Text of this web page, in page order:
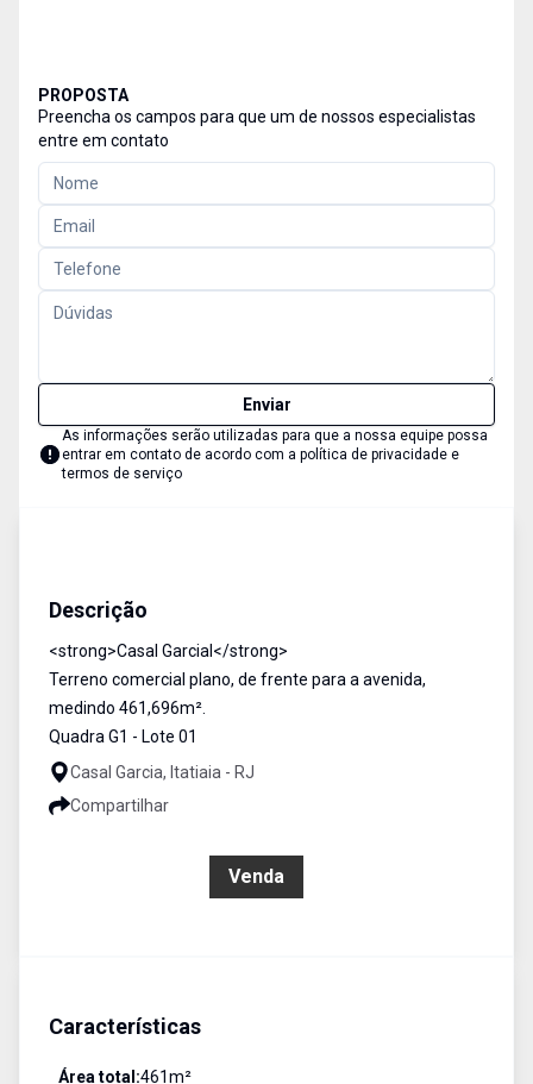
PROPOSTA
Preencha os campos para que um de nossos especialistas
entre em contato
Enviar
As informações serão utilizadas para que a nossa equipe possa
entrar em contato de acordo com a política de privacidade e
termos de serviço
Descrição
<strong>Casal Garcial</strong>
Terreno comercial plano, de frente para a avenida,
medindo 461,696m².
Quadra G1 - Lote 01
Casal Garcia, Itatiaia - RJ
Compartilhar
Venda
Características
Área total:461m²